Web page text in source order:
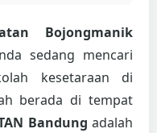
Bojongmanik
sedang mencari
kesetaraan di
berada di tempat
Bandung adalah